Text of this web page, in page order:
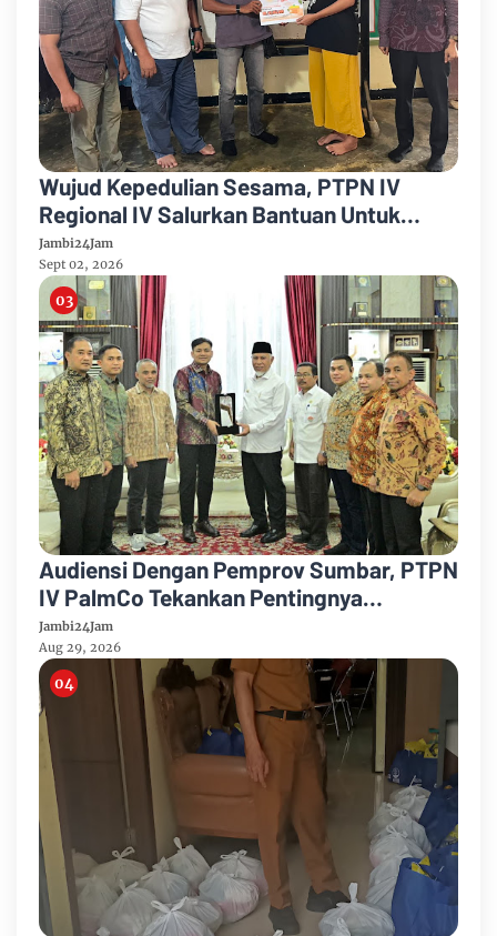
Wujud Kepedulian Sesama, PTPN IV
Regional IV Salurkan Bantuan Untuk
Pengobatan Putri Karyawan Pemanen
Jambi24Jam
Sept 02, 2026
Audiensi Dengan Pemprov Sumbar, PTPN
IV PalmCo Tekankan Pentingnya
Harmonisasi Operasional Kebun
Jambi24Jam
Aug 29, 2026